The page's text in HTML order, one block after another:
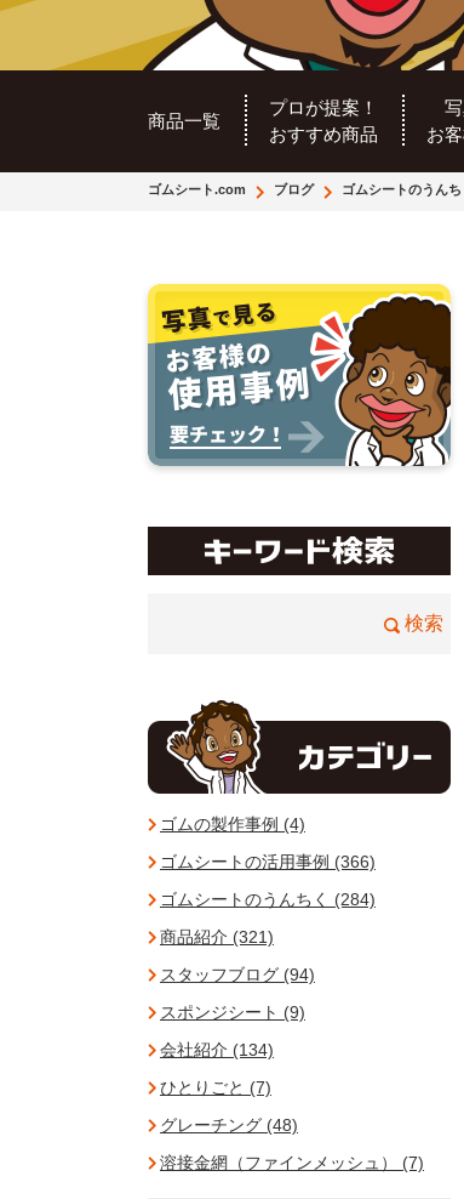
商品一覧
プロが提案！
おすすめ商品
お
ゴムシート.com ブログ ゴムシートのうんち
ゴムの製作事例 (4)
ゴムシートの活用事例 (366)
ゴムシートのうんちく (284)
商品紹介 (321)
スタッフブログ (94)
スポンジシート (9)
会社紹介 (134)
ひとりごと (7)
グレーチング (48)
溶接金網（ファインメッシュ） (7)